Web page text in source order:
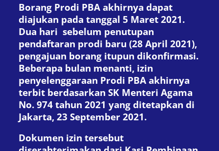
Borang Prodi PBA akhirnya dapat
diajukan pada tanggal 5 Maret 2021.
Dua hari sebelum penutupan
pendaftaran prodi baru (28 April 2021),
pengajuan borang itupun dikonfirmasi.
Beberapa bulan menanti, izin
penyelenggaraan Prodi PBA akhirnya
terbit berdasarkan SK Menteri Agama
No. 974 tahun 2021 yang ditetapkan di
Jakarta, 23 September 2021.
Dokumen izin tersebut